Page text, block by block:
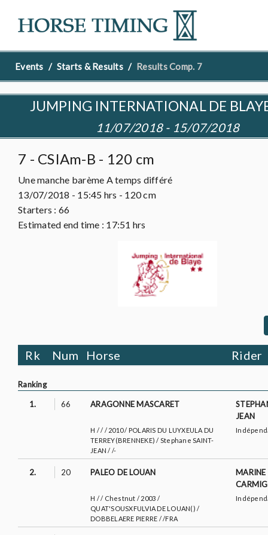
Events Starts & Results Results Comp. 7
JUMPING INTERNATIONAL DE
11/07/2018 - 15/07/2018
7 - CSIAm-B - 120 cm
Une manche barème A temps différé
13/07/2018 - 15:45 hrs - 120 cm
Starters : 66
Estimated end time : 17:51 hrs
Rk Num Horse Rider
Ranking
1. 66 ARAGONNE MASCARET
JEAN
H / / / 2010 / POLARIS DU LUYXEULA DU
TERREY(BRENNEKE) / Stephane SAINT-
JEAN / /-
2. 20 PALEO DE LOUAN
MARINE
H / / Chestnut / 2003 /
QUAT'SOUSXFULVIA DE LOUAN() /
DOBBELAERE PIERRE / /FRA